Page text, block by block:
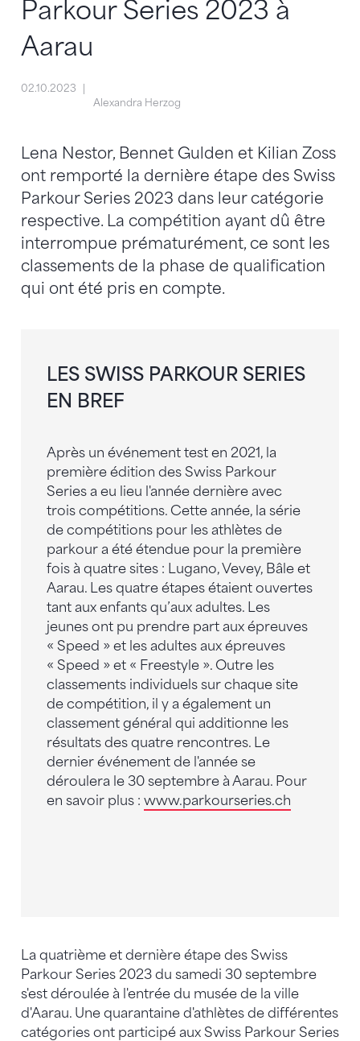
Parkour Series 2023 à
Aarau
02.10.2023
Alexandra Herzog
Lena Nestor, Bennet Gulden et Kilian Zoss
ont remporté la dernière étape des Swiss
Parkour Series 2023 dans leur catégorie
respective. La compétition ayant dû être
interrompue prématurément, ce sont les
classements de la phase de qualification
qui ont été pris en compte.
LES SWISS PARKOUR SERIES
EN BREF
Après un événement test en 2021, la
première édition des Swiss Parkour
Series a eu lieu l'année dernière avec
trois compétitions. Cette année, la série
de compétitions pour les athlètes de
parkour a été étendue pour la première
fois à quatre sites : Lugano, Vevey, Bâle et
Aarau. Les quatre étapes étaient ouvertes
tant aux enfants qu’aux adultes. Les
jeunes ont pu prendre part aux épreuves
« Speed » et les adultes aux épreuves
« Speed » et « Freestyle ». Outre les
classements individuels sur chaque site
de compétition, il y a également un
classement général qui additionne les
résultats des quatre rencontres. Le
dernier événement de l'année se
déroulera le 30 septembre à Aarau. Pour
en savoir plus : www.parkourseries.ch
La quatrième et dernière étape des Swiss
Parkour Series 2023 du samedi 30 septembre
s'est déroulée à l'entrée du musée de la ville
d'Aarau. Une quarantaine d'athlètes de différentes
catégories ont participé aux Swiss Parkour Series